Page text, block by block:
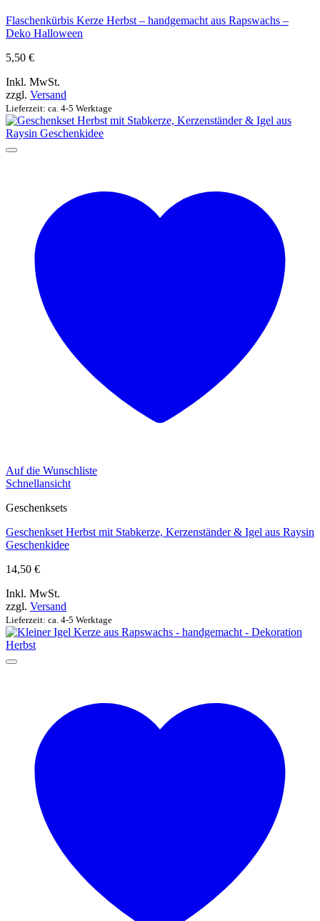
Flaschenkürbis Kerze Herbst – handgemacht aus Rapswachs –
Deko Halloween
5,50 €
Inkl. MwSt.
zzgl. Versand
Lieferzeit: ca. 4-5 Werktage
Auf die Wunschliste
Schnellansicht
Geschenksets
Geschenkset Herbst mit Stabkerze, Kerzenständer & Igel aus Raysin
Geschenkidee
14,50 €
Inkl. MwSt.
zzgl. Versand
Lieferzeit: ca. 4-5 Werktage